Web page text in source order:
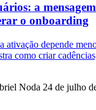
a
o onboarding
ativação depende
como criar
Noda 24 de julho